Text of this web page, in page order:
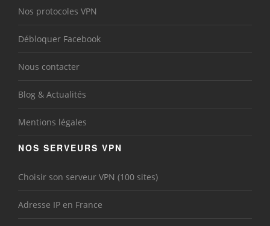
Nos protocoles VPN
Débloquer Facebook
Nous contacter
Blog & Actualités
Mentions légales
NOS SERVEURS VPN
Choisir son serveur VPN (100 sites)
Adresse IP en France